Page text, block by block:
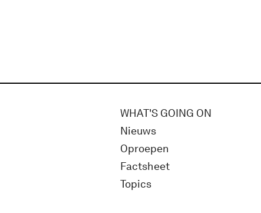
WHAT'S GOING ON
Nieuws
Oproepen
Factsheet
Topics